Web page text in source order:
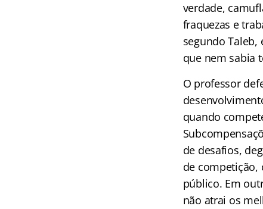
verdade,
fraquezas e
segundo
que nem sabia
O professor
quando
de desafios,
de competição,
público. Em
não atrai os